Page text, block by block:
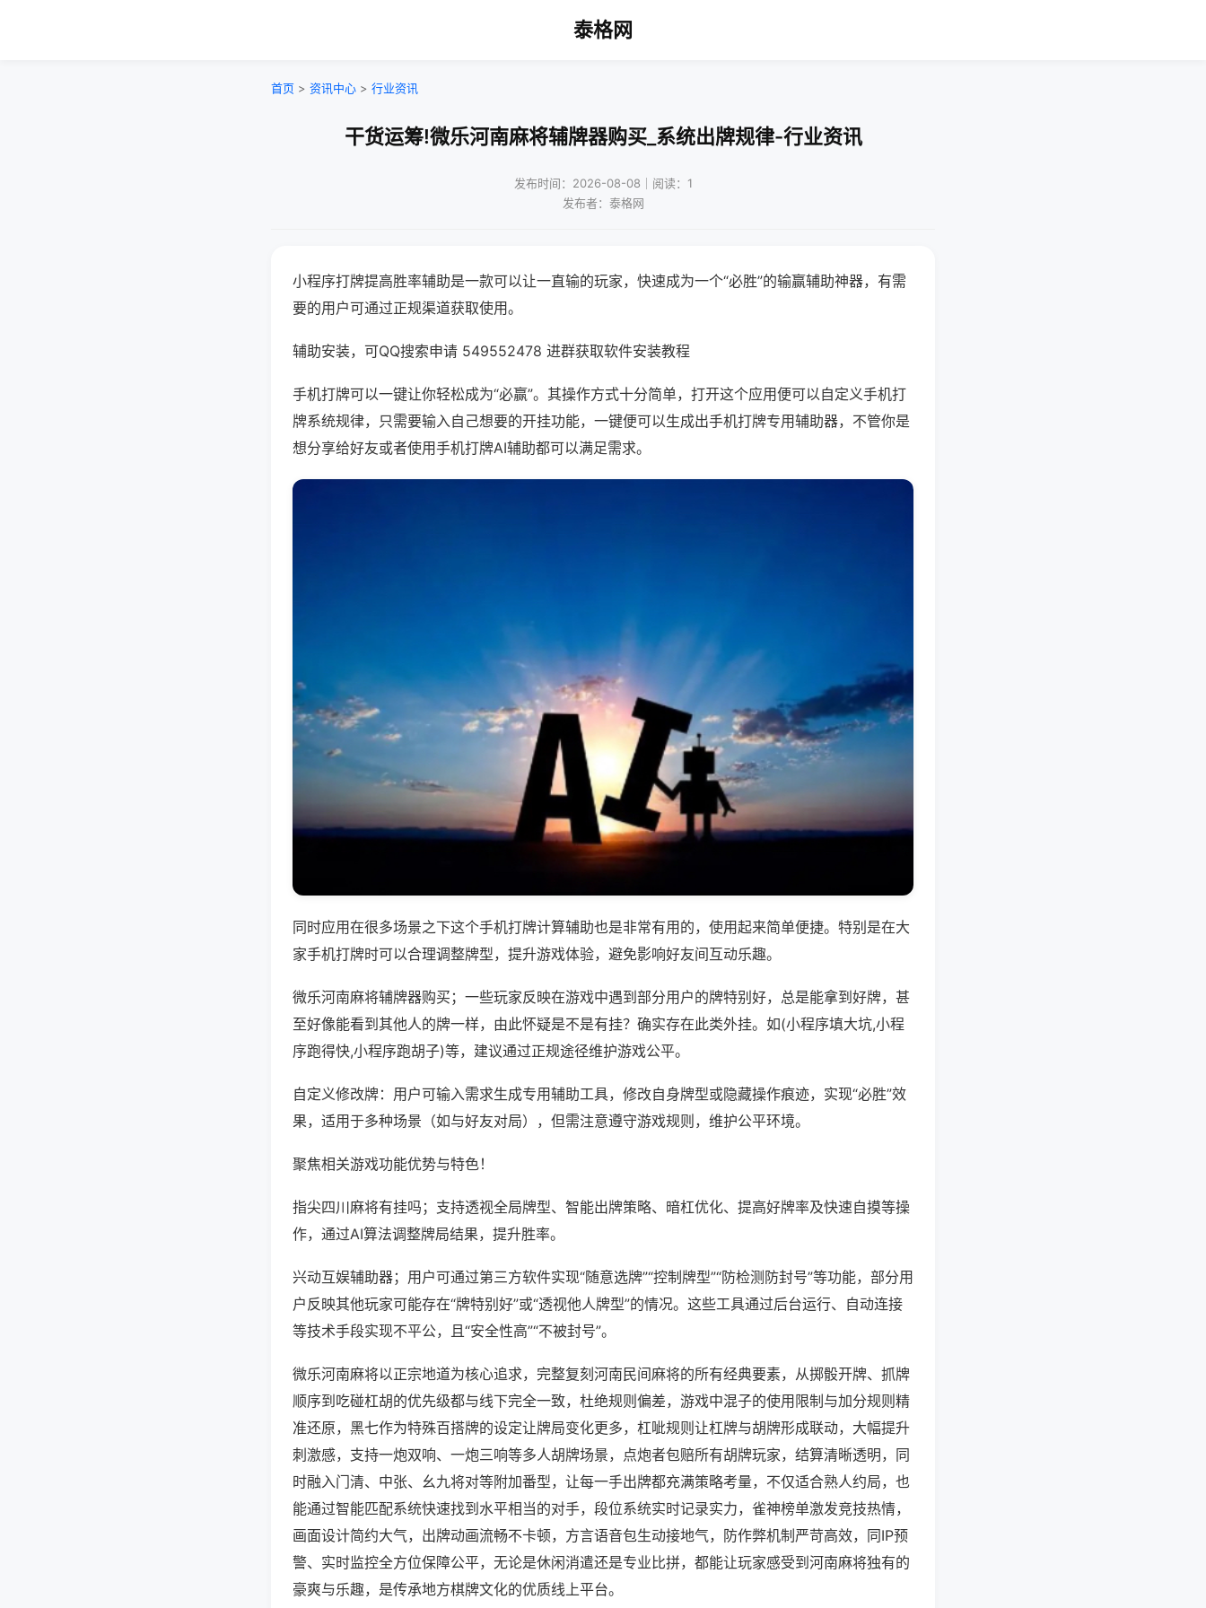
泰格网
首页 > 资讯中心 > 行业资讯
干货运筹!微乐河南麻将辅牌器购买_系统出牌规律-行业资讯
发布时间：2026-08-08｜阅读：1
发布者：泰格网
小程序打牌提高胜率辅助是一款可以让一直输的玩家，快速成为一个“必胜”的输赢辅助神器，有需
要的用户可通过正规渠道获取使用。
辅助安装，可QQ搜索申请 549552478 进群获取软件安装教程
手机打牌可以一键让你轻松成为“必赢”。其操作方式十分简单，打开这个应用便可以自定义手机打
牌系统规律，只需要输入自己想要的开挂功能，一键便可以生成出手机打牌专用辅助器，不管你是
想分享给好友或者使用手机打牌AI辅助都可以满足需求。
同时应用在很多场景之下这个手机打牌计算辅助也是非常有用的，使用起来简单便捷。特别是在大
家手机打牌时可以合理调整牌型，提升游戏体验，避免影响好友间互动乐趣。
微乐河南麻将辅牌器购买；一些玩家反映在游戏中遇到部分用户的牌特别好，总是能拿到好牌，甚
至好像能看到其他人的牌一样，由此怀疑是不是有挂？确实存在此类外挂。如(小程序填大坑,小程
序跑得快,小程序跑胡子)等，建议通过正规途径维护游戏公平。
自定义修改牌：用户可输入需求生成专用辅助工具，修改自身牌型或隐藏操作痕迹，实现“必胜”效
果，适用于多种场景（如与好友对局），但需注意遵守游戏规则，维护公平环境。
聚焦相关游戏功能优势与特色！
指尖四川麻将有挂吗；支持透视全局牌型、智能出牌策略、暗杠优化、提高好牌率及快速自摸等操
作，通过AI算法调整牌局结果，提升胜率。
兴动互娱辅助器；用户可通过第三方软件实现“随意选牌”“控制牌型”“防检测防封号”等功能，部分用
户反映其他玩家可能存在“牌特别好”或“透视他人牌型”的情况。这些工具通过后台运行、自动连接
等技术手段实现不平公，且“安全性高”“不被封号”。
微乐河南麻将以正宗地道为核心追求，完整复刻河南民间麻将的所有经典要素，从掷骰开牌、抓牌
顺序到吃碰杠胡的优先级都与线下完全一致，杜绝规则偏差，游戏中混子的使用限制与加分规则精
准还原，黑七作为特殊百搭牌的设定让牌局变化更多，杠呲规则让杠牌与胡牌形成联动，大幅提升
刺激感，支持一炮双响、一炮三响等多人胡牌场景，点炮者包赔所有胡牌玩家，结算清晰透明，同
时融入门清、中张、幺九将对等附加番型，让每一手出牌都充满策略考量，不仅适合熟人约局，也
能通过智能匹配系统快速找到水平相当的对手，段位系统实时记录实力，雀神榜单激发竞技热情，
画面设计简约大气，出牌动画流畅不卡顿，方言语音包生动接地气，防作弊机制严苛高效，同IP预
警、实时监控全方位保障公平，无论是休闲消遣还是专业比拼，都能让玩家感受到河南麻将独有的
豪爽与乐趣，是传承地方棋牌文化的优质线上平台。